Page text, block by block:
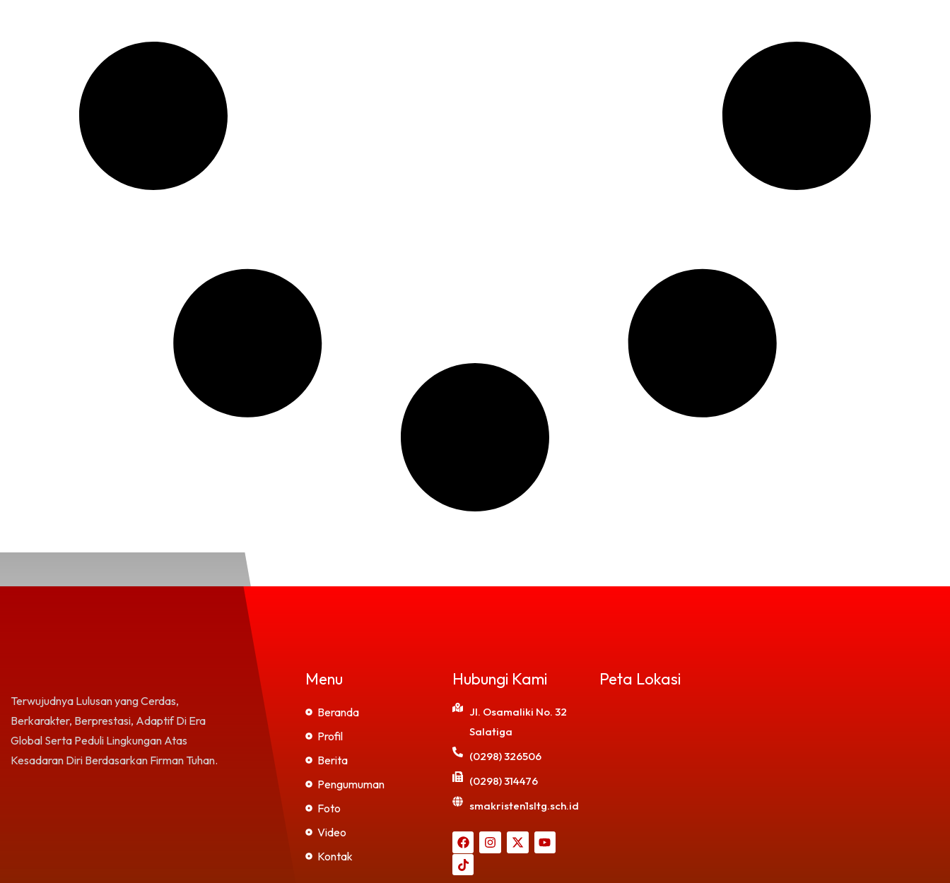
Terwujudnya Lulusan yang Cerdas,
Berkarakter, Berprestasi, Adaptif Di Era
Global Serta Peduli Lingkungan Atas
Kesadaran Diri Berdasarkan Firman Tuhan.
Menu
Beranda
Profil
Berita
Pengumuman
Foto
Video
Kontak
Hubungi Kami
Jl. Osamaliki No. 32
Salatiga
(0298) 326506
(0298) 314476
smakristen1sltg.sch.id
Peta Lokasi